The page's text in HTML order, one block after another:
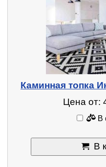
Каминная топка
Цена от:
В
В